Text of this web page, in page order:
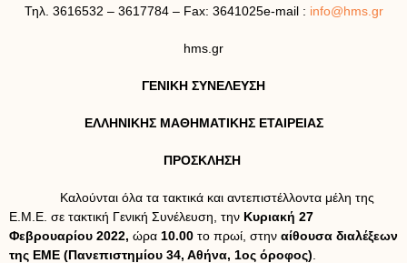
Τηλ. 3616532 – 3617784 – Fax: 3641025e-mail : info@hms.gr
hms.gr
ΓΕΝΙΚΗ ΣΥΝΕΛΕΥΣΗ
ΕΛΛΗΝΙΚΗΣ ΜΑΘΗΜΑΤΙΚΗΣ ΕΤΑΙΡΕΙΑΣ
ΠΡΟΣΚΛΗΣΗ
Καλούνται όλα τα τακτικά και αντεπιστέλλοντα μέλη της
Ε.Μ.Ε. σε τακτική Γενική Συνέλευση, την Κυριακή 27
Φεβρουαρίου 2022, ώρα 10.00 το πρωί, στην αίθουσα διαλέξεων
της ΕΜΕ (Πανεπιστημίου 34, Αθήνα, 1ος όροφος)